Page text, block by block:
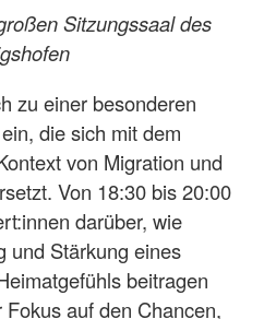
Sitzungssaal des
zu einer besonderen
die sich mit dem
von Migration und
Von 18:30 bis 20:00
darüber, wie
und Stärkung eines
beitragen
auf den Chancen,